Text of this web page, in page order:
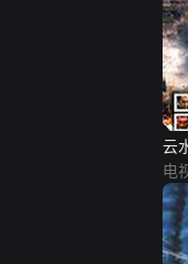
云
电